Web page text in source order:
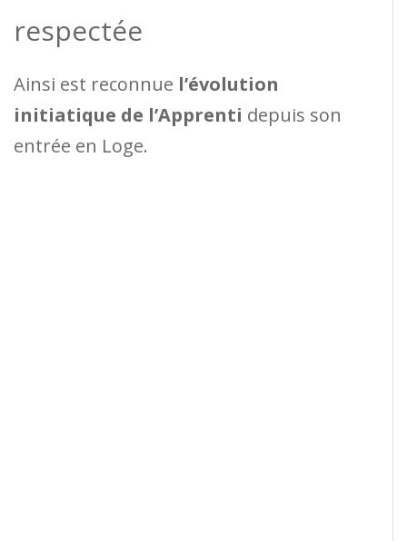
respectée
Ainsi est reconnue l’évolution
initiatique de l’Apprenti depuis son
entrée en Loge.